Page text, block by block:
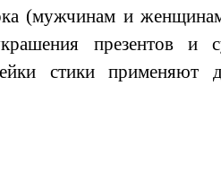
(мужчинам и
презентов и
стики применяют